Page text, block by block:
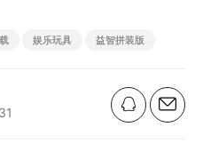
娱乐玩具 益智拼装版